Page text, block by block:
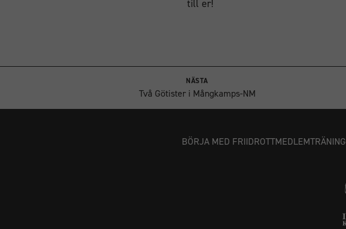
till er!
NÄSTA
Två Götister i Mångkamps-NM
BÖRJA MED FRIIDROTTMEDLEMTRÄNING